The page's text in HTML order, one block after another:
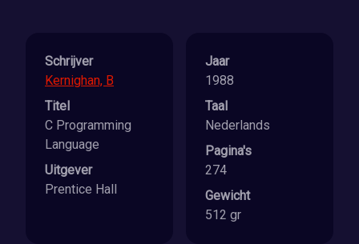
Schrijver
Kernighan, B
Titel
C Programming
Language
Uitgever
Prentice Hall
Jaar
1988
Taal
Nederlands
Pagina's
274
Gewicht
512 gr